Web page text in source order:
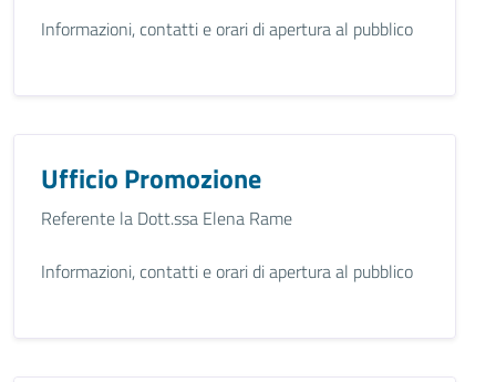
Informazioni, contatti e orari di apertura al pubblico
Ufficio Promozione
Referente la Dott.ssa Elena Rame
Informazioni, contatti e orari di apertura al pubblico